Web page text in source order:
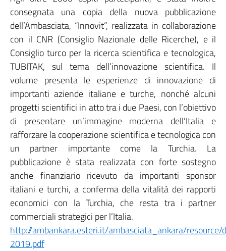
consegnata una copia della nuova pubblicazione
dell’Ambasciata, “Innovit”, realizzata in collaborazione
con il CNR (Consiglio Nazionale delle Ricerche), e il
Consiglio turco per la ricerca scientifica e tecnologica,
TUBITAK, sul tema dell’innovazione scientifica. Il
volume presenta le esperienze di innovazione di
importanti aziende italiane e turche, nonché alcuni
progetti scientifici in atto tra i due Paesi, con l’obiettivo
di presentare un’immagine moderna dell’Italia e
rafforzare la cooperazione scientifica e tecnologica con
un partner importante come la Turchia. La
pubblicazione è stata realizzata con forte sostegno
anche finanziario ricevuto da importanti sponsor
italiani e turchi, a conferma della vitalità dei rapporti
economici con la Turchia, che resta tra i partner
commerciali strategici per l’Italia.
http://ambankara.esteri.it/ambasciata_ankara/
2019.pdf